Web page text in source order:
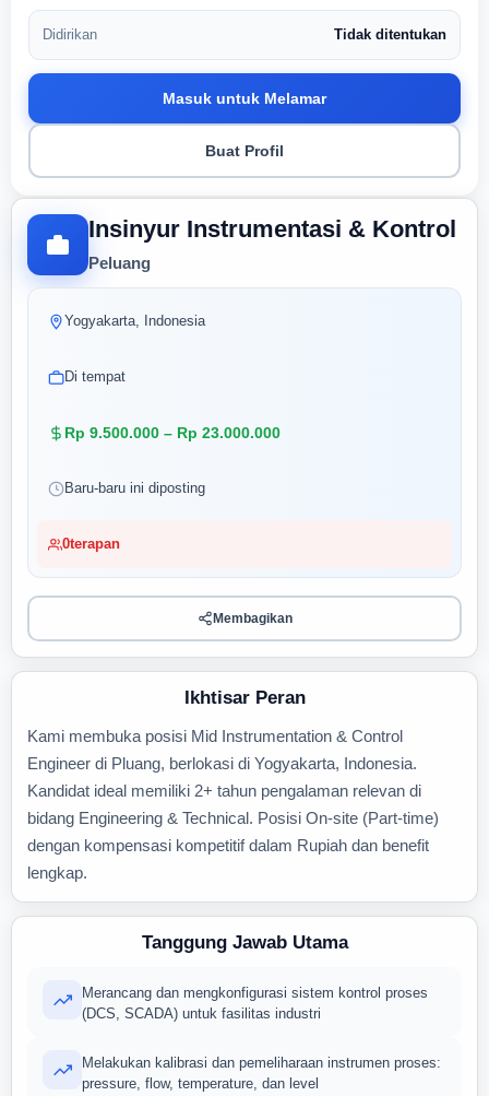
Insinyur Instrumentasi & Kontrol
Peluang
Yogyakarta, Indonesia
Di tempat
Rp 9.500.000 – Rp 23.000.000
Baru-baru ini diposting
0terapan
Membagikan
Ikhtisar Peran
Kami membuka posisi Mid Instrumentation & Control
Engineer di Pluang, berlokasi di Yogyakarta, Indonesia.
Kandidat ideal memiliki 2+ tahun pengalaman relevan di
bidang Engineering & Technical. Posisi On-site (Part-time)
dengan kompensasi kompetitif dalam Rupiah dan benefit
lengkap.
Tanggung Jawab Utama
Merancang dan mengkonfigurasi sistem kontrol proses
(DCS, SCADA) untuk fasilitas industri
Melakukan kalibrasi dan pemeliharaan instrumen proses:
pressure, flow, temperature, dan level
Didirikan Tidak ditentukan
Masuk untuk Melamar
Buat Profil